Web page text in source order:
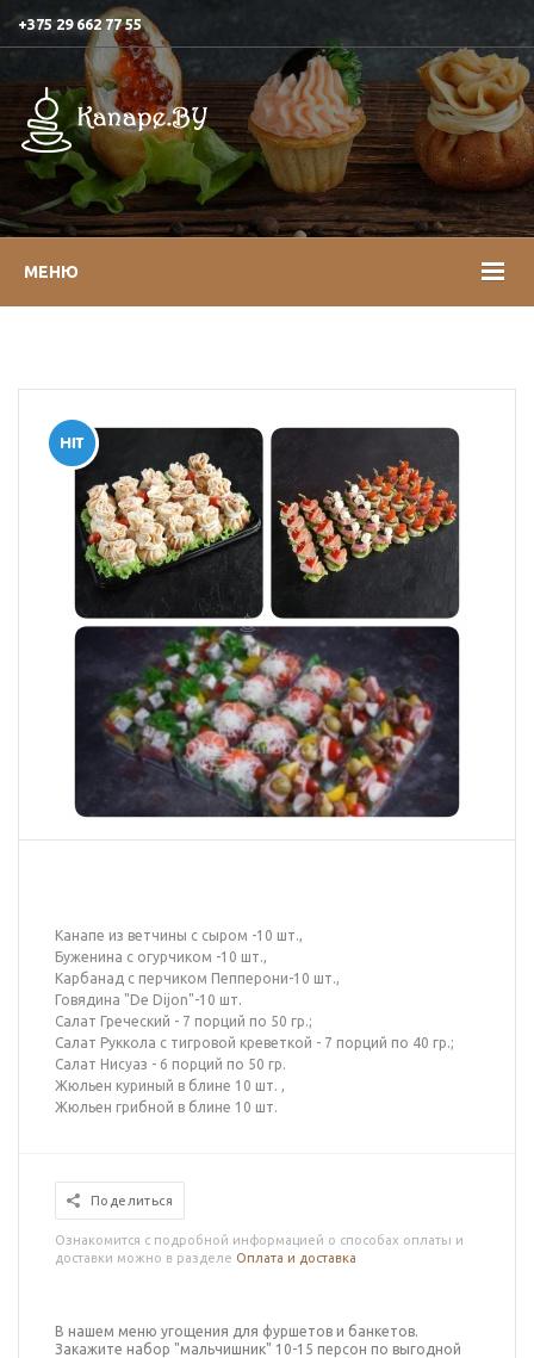
+375 29 662 77 55
МЕНЮ
Канапе из ветчины с сыром -10 шт.,
Буженина с огурчиком -10 шт.,
Карбанад с перчиком Пепперони-10 шт.,
Говядина "De Dijon"-10 шт.
Салат Греческий - 7 порций по 50 гр.;
Салат Руккола с тигровой креветкой - 7 порций по 40 гр.;
Салат Нисуаз - 6 порций по 50 гр.
Жюльен куриный в блине 10 шт. ,
Жюльен грибной в блине 10 шт.
Поделиться
Ознакомится с подробной информацией о способах оплаты и
доставки можно в разделе Оплата и доставка
В нашем меню угощения для фуршетов и банкетов.
Закажите набор "мальчишник" 10-15 персон по выгодной